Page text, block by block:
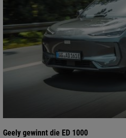
Geely gewinnt die ED 1000